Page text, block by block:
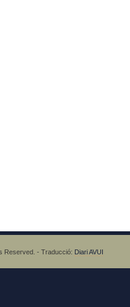
Reserved. - Traducció: Diari AVUI